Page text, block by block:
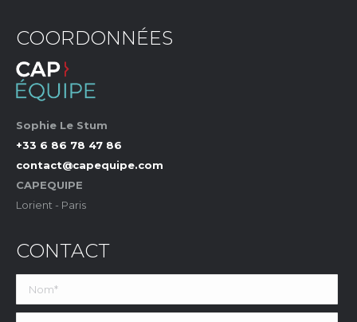
COORDONNÉES
Sophie Le Stum
+33 6 86 78 47 86
contact@capequipe.com
CAPEQUIPE
Lorient - Paris
CONTACT